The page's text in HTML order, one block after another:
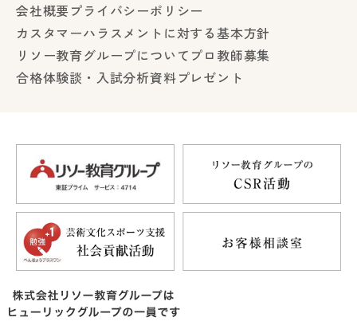
会社概要プライバシーポリシー
カスタマーハラスメントに対する基本方針
リソー教育グループについて プロ教師募集
合格体験談・入試分析資料プレゼント